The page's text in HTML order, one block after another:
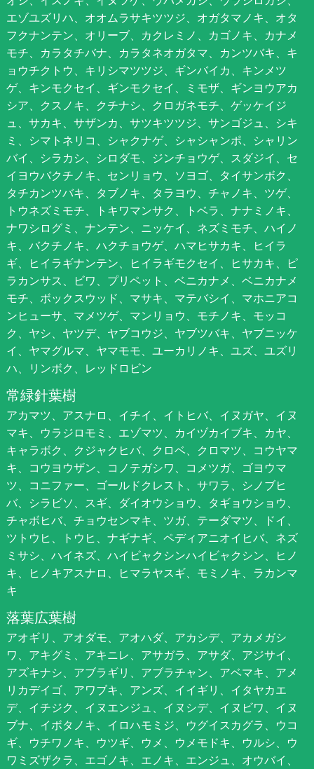
エゾユズリハ、オオムラサキツツジ、オガタマノキ、オタ
フクナンテン、オリーブ、カクレミノ、カゴノキ、カナメ
モチ、カラタチバナ、カラタネオガタマ、カンツバキ、キ
ョウチクトウ、キリシマツツジ、ギンバイカ、キンメツ
ゲ、キンモクセイ、ギンモクセイ、ミモザ、ギンヨウアカ
シア、クスノキ、クチナシ、クロガネモチ、ゲッケイジ
ュ、サカキ、サザンカ、サツキツツジ、サンゴジュ、シキ
ミ、シマトネリコ、シャクナゲ、シャシャンポ、シャリン
バイ、シラカシ、シロダモ、ジンチョウゲ、スダジイ、セ
イヨウバクチノキ、センリョウ、ソヨゴ、タイサンボク、
タチカンツバキ、タブノキ、タラヨウ、チャノキ、ツゲ、
トウネズミモチ、トキワマンサク、トベラ、ナナミノキ、
ナワシログミ、ナンテン、ニッケイ、ネズミモチ、ハイノ
キ、バクチノキ、ハクチョウゲ、ハマヒサカキ、ヒイラ
ギ、ヒイラギナンテン、ヒイラギモクセイ、ヒサカキ、ピ
ラカンサス、ビワ、プリペット、ベニカナメ、ベニカナメ
モチ、ボックスウッド、マサキ、マテバシイ、マホニアコ
ンヒューサ、マメツゲ、マンリョウ、モチノキ、モッコ
ク、ヤシ、ヤツデ、ヤブコウジ、ヤブツバキ、ヤブニッケ
イ、ヤマグルマ、ヤマモモ、ユーカリノキ、ユズ、ユズリ
ハ、リンボク、レッドロビン
常緑針葉樹
アカマツ、アスナロ、イチイ、イトヒバ、イヌガヤ、イヌ
マキ、ウラジロモミ、エゾマツ、カイヅカイブキ、カヤ、
キャラボク、クジャクヒバ、クロベ、クロマツ、コウヤマ
キ、コウヨウザン、コノテガシワ、コメツガ、ゴヨウマ
ツ、コニファー、ゴールドクレスト、サワラ、シノブヒ
バ、シラビソ、スギ、ダイオウショウ、タギョウショウ、
チャボヒバ、チョウセンマキ、ツガ、テーダマツ、ドイ、
ツトウヒ、トウヒ、ナギナギ、ペディアニオイヒバ、ネズ
ミサシ、ハイネズ、ハイビャクシンハイビャクシン、ヒノ
キ、ヒノキアスナロ、ヒマラヤスギ、モミノキ、ラカンマ
キ
落葉広葉樹
アオギリ、アオダモ、アオハダ、アカシデ、アカメガシ
ワ、アキグミ、アキニレ、アサガラ、アサダ、アジサイ、
アズキナシ、アブラギリ、アブラチャン、アベマキ、アメ
リカデイゴ、アワブキ、アンズ、イイギリ、イタヤカエ
デ、イチジク、イヌエンジュ、イヌシデ、イヌビワ、イヌ
ブナ、イボタノキ、イロハモミジ、ウグイスカグラ、ウコ
ギ、ウチワノキ、ウツギ、ウメ、ウメモドキ、ウルシ、ウ
ワミズザクラ、エゴノキ、エノキ、エンジュ、オウバイ、